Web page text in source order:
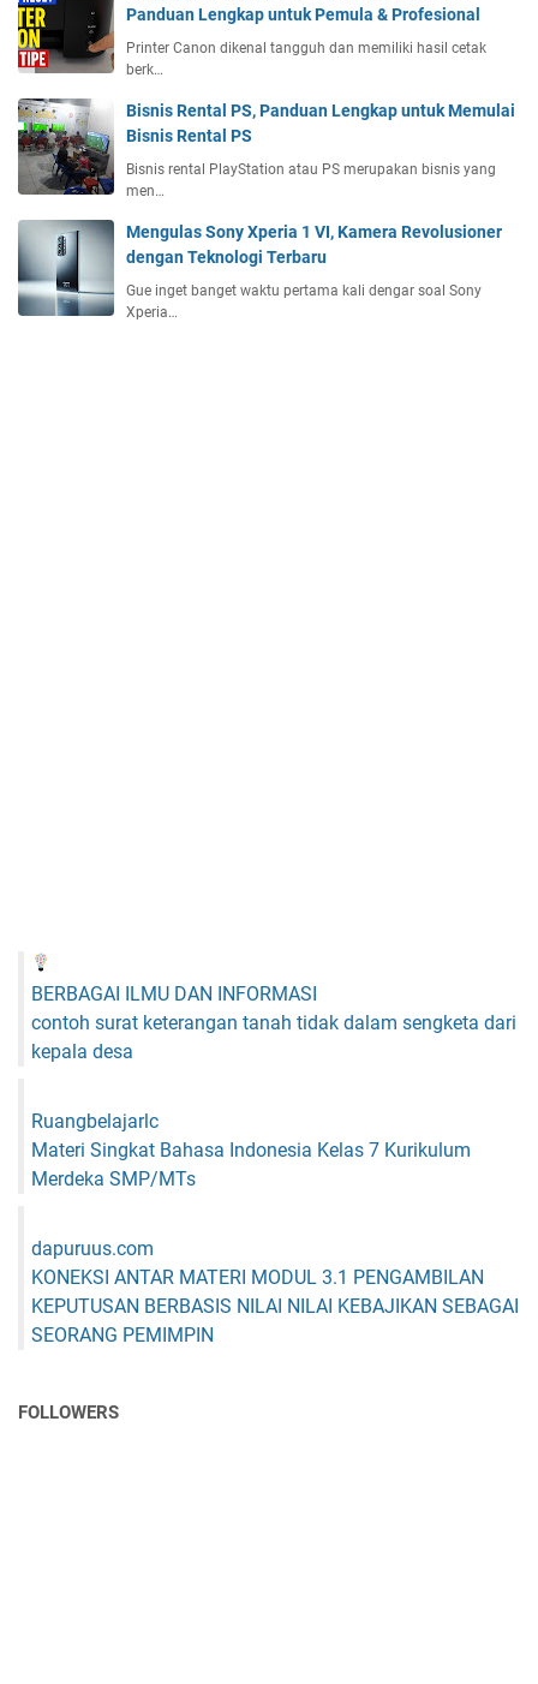
Panduan Lengkap untuk Pemula & Profesional
Printer Canon dikenal tangguh dan memiliki hasil cetak
berk…
Bisnis Rental PS, Panduan Lengkap untuk Memulai
Bisnis Rental PS
Bisnis rental PlayStation atau PS merupakan bisnis yang
men…
Mengulas Sony Xperia 1 VI, Kamera Revolusioner
dengan Teknologi Terbaru
Gue inget banget waktu pertama kali dengar soal Sony
Xperia…
BERBAGAI ILMU DAN INFORMASI
contoh surat keterangan tanah tidak dalam sengketa dari
kepala desa
Ruangbelajarlc
Materi Singkat Bahasa Indonesia Kelas 7 Kurikulum
Merdeka SMP/MTs
dapuruus.com
KONEKSI ANTAR MATERI MODUL 3.1 PENGAMBILAN
KEPUTUSAN BERBASIS NILAI NILAI KEBAJIKAN SEBAGAI
SEORANG PEMIMPIN
FOLLOWERS